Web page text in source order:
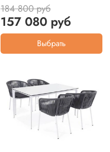
184 800 руб
157 080 руб
Выбрать